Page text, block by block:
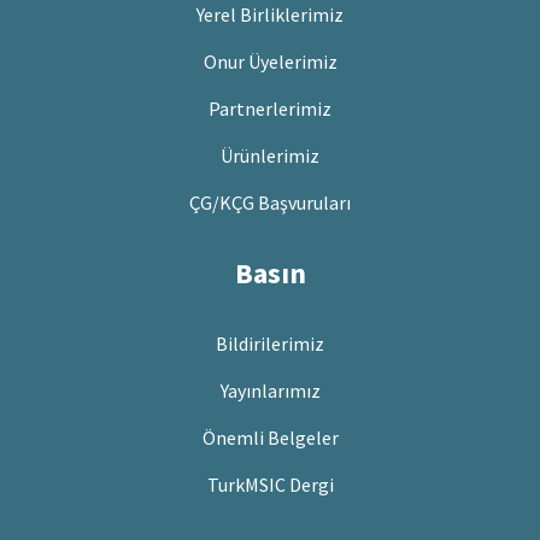
Yerel Birliklerimiz
Onur Üyelerimiz
Partnerlerimiz
Ürünlerimiz
ÇG/KÇG Başvuruları
Basın
Bildirilerimiz
Yayınlarımız
Önemli Belgeler
TurkMSIC Dergi